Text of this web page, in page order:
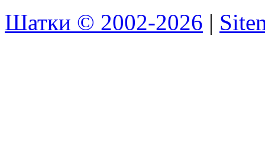
Шатки © 2002-2026 |